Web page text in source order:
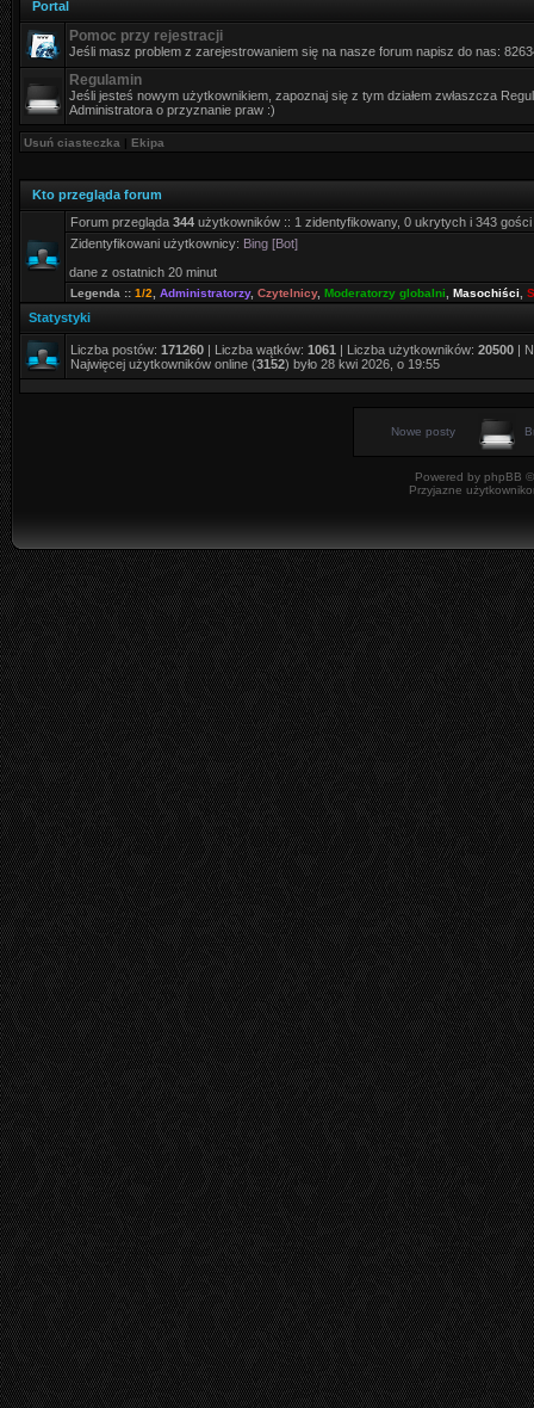
Portal
Pomoc przy rejestracji
Jeśli masz problem z zarejestrowaniem się na nasze forum napisz do nas:
Regulamin
Jeśli jesteś nowym użytkownikiem, zapoznaj się z tym działem zwłaszcza
Administratora o przyznanie praw :)
Usuń ciasteczka | Ekipa
Kto przegląda forum
Forum przegląda 344 użytkowników :: 1 zidentyfikowany, 0 ukrytych i 343 gości
Zidentyfikowani użytkownicy: Bing [Bot]
dane z ostatnich 20 minut
Legenda :: 1/2 Administratorzy, Czytelnicy, Moderatorzy globalni Masochiści
Statystyki
Liczba postów: 171260 | Liczba wątków: 1061 | Liczba użytkowników: 20500 |
Najwięcej użytkowników online (3152) było 28 kwi 2026, o 19:55
Nowe posty
Powered by phpBB
Przyjazne